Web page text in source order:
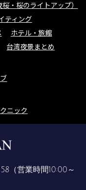
・桜のライトアップ）
ティング
ホテル・旅館
台湾夜景まとめ
ニック
（営業時間10:00～